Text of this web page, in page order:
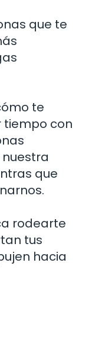
que te
te
tiempo con
que
rodearte
tus
hacia